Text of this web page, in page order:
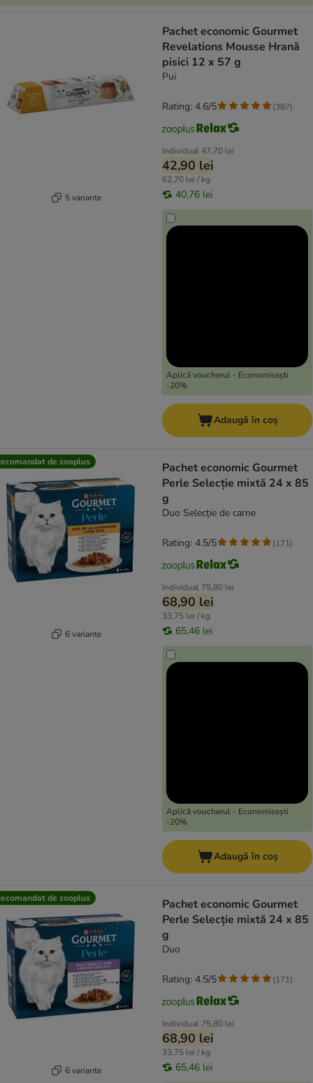
5 variante
Pachet economic Gourmet
Revelations Mousse Hrană
pisici 12 x 57 g
Pui
Individual47,70 lei
42,90 lei
62,70 lei / kg
40,76 lei
Aplică voucherul - Economisești
-20%
Rating: 4.6/5 (387)
Adaugă în coș
de zooplus
6 variante
Pachet economic Gourmet
Perle Selecție mixtă 24 x 85
g
Duo Selecție de carne
Individual 75,80 lei
68,90 lei
33,75 lei / kg
65,46 lei
Aplică voucherul - Economisești
-20%
Rating: 4.5/5 (171)
Adaugă în coș
de zooplus
6 variante
Pachet economic Gourmet
Perle Selecție mixtă 24 x 85
g
Duo
Individual 75,80 lei
68,90 lei
33,75 lei / kg
65,46 lei
Rating: 4.5/5 (171)